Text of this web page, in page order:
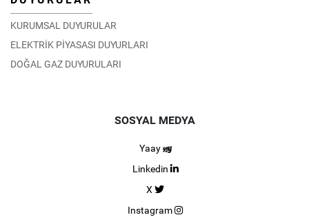
KURUMSAL DUYURULAR
ELEKTRİK PİYASASI DUYURLARI
DOĞAL GAZ DUYURULARI
SOSYAL MEDYA
Yaay
Linkedin
X
Instagram